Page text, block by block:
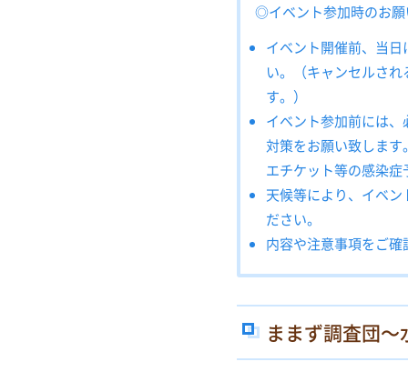
◎イベント参加時のお
イベント開催前、当
い。（キャンセルさ
す。）
イベント参加前には
対策をお願い致しま
エチケット等の感染
天候等により、イベ
ださい。
内容や注意事項をご
ままず調査団